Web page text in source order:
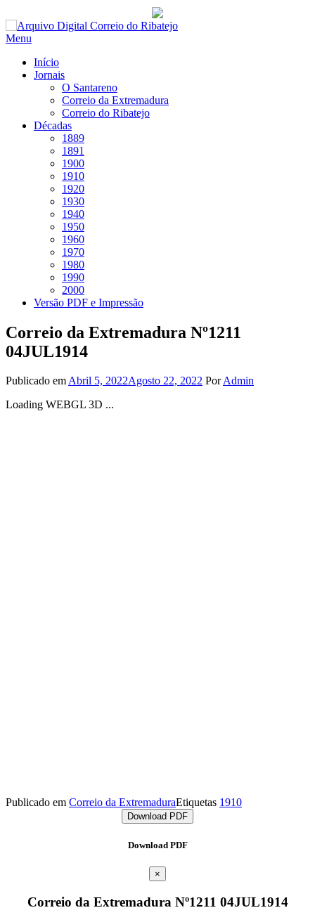
Saltar
para
Menu
Início
Jornais
O Santareno
Correio da Extremadura
Correio do Ribatejo
Décadas
1889
1891
1900
1910
1920
1930
1940
1950
1960
1970
1980
1990
2000
Versão PDF e Impressão
Correio da Extremadura Nº1211
04JUL1914
Publicado emAbril 5, 2022Agosto 22, 2022 PorAdmin
Loading WEBGL 3D ...
Publicado em Correio da ExtremaduraEtiquetas 1910
Download PDF
Download PDF
×
Correio da Extremadura Nº1211 04JUL1914